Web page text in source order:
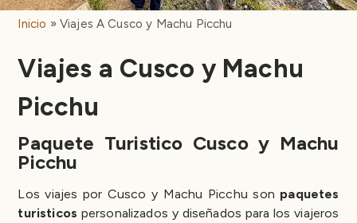
Inicio Viajes A Cusco y Machu Picchu
Viajes a Cusco y Machu
Picchu
Paquete Turistico Cusco y Machu
Picchu
Los viajes por Cusco y Machu Picchu son paquetes
turisticos personalizados y diseñados para los viajeros